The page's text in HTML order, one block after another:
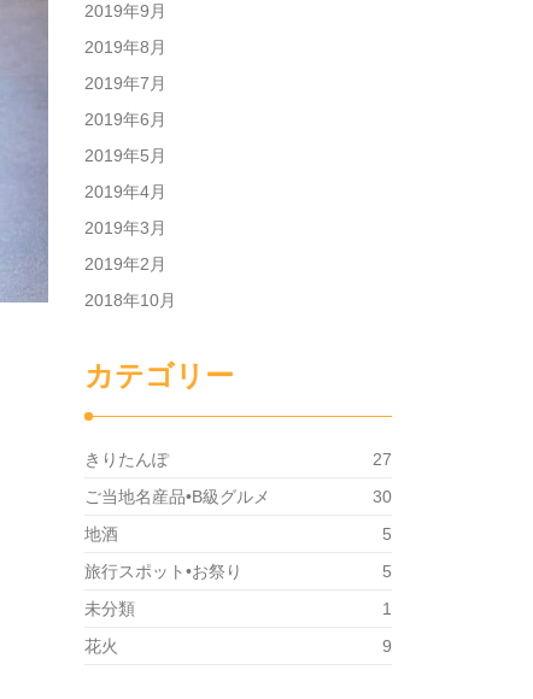
2019年9月
2019年8月
2019年7月
2019年6月
2019年5月
2019年4月
2019年3月
2019年2月
2018年10月
カテゴリー
きりたんぽ
27
ご当地名産品•B級グルメ
30
地酒
5
旅行スポット•お祭り
5
未分類
1
花火
9